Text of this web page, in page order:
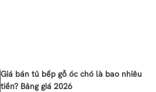
Giá bán tủ bếp gỗ óc chó là bao nhiêu
tiền? Bảng giá 2026